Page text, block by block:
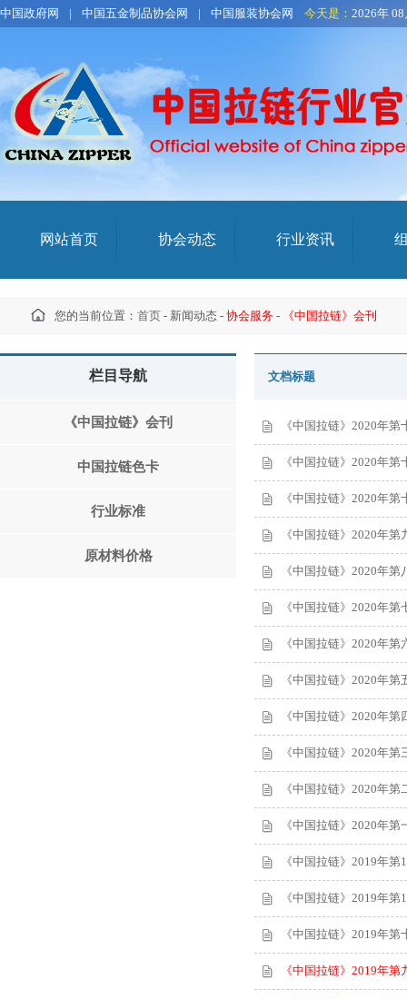
中国政府网 | 中国五金制品协会网 | 中国服装协会网 今天是： 2026年
网站首页 协会动态 行业资讯
您的当前位置： 首页 - 新闻动态 - 协会服务 - 《中国拉链》会刊
栏目导航
《中国拉链》会刊
中国拉链色卡
行业标准
原材料价格
文档标题
《中国拉链》2020年第
《中国拉链》2020年第
《中国拉链》2020年第
《中国拉链》2020年第
《中国拉链》2020年第
《中国拉链》2020年第
《中国拉链》2020年第
《中国拉链》2020年第
《中国拉链》2020年第
《中国拉链》2020年第
《中国拉链》2020年第
《中国拉链》2020年第
《中国拉链》2019年第
《中国拉链》2019年第
《中国拉链》2019年第
《中国拉链》2019年第